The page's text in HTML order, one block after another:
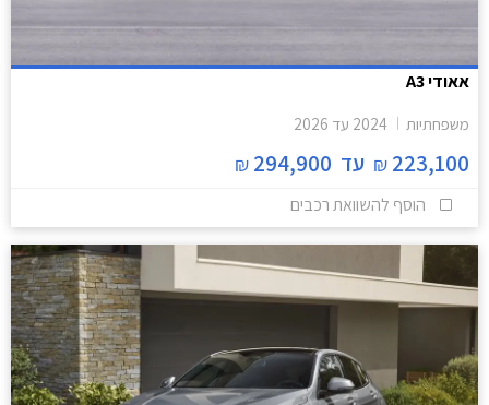
אאודי A3
משפחתיות 2024 עד 2026
223,100
₪ עד 294,900
₪
הוסף להשוואת רכבים